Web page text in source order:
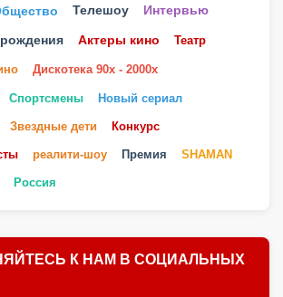
Телешоу Интервью
Актеры кино Театр
Дискотека 90х - 2000х
Спортсмены Новый сериал
Звездные дети Конкурс
реалити-шоу Премия SHAMAN
Россия
К НАМ В СОЦИАЛЬНЫХ